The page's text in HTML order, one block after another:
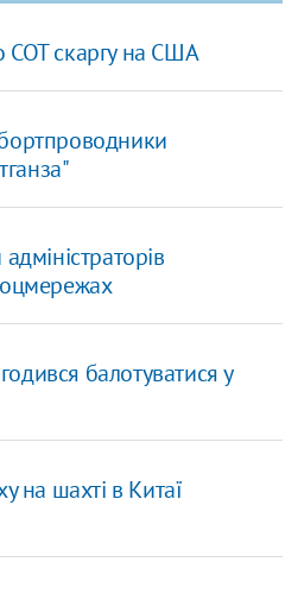
СОТ скаргу на США
балотуватися у
на шахті в Китаї